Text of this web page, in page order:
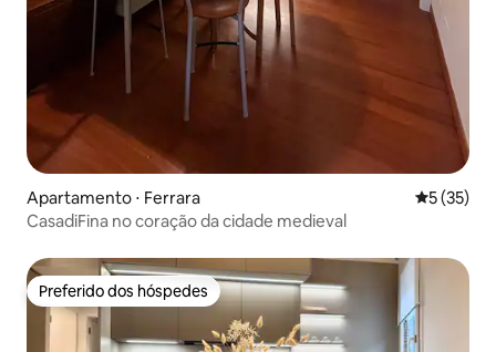
Apartamento ⋅ Ferrara 5 de uma
5 (35)
CasadiFina no coração da cidade medieval
Preferido dos hóspedes
Preferido dos hóspedes